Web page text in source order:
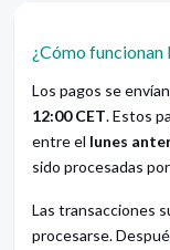
¿Cómo funcionan
Los pagos se envían
12:00 CET. Estos
entre el lunes
sido procesadas
Las transacciones
procesarse.